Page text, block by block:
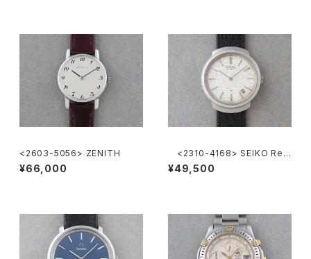
<2603-5056> ZENITH
¥66,000
<2310-4168> SEIKO Ref.
2419-0010
¥49,500